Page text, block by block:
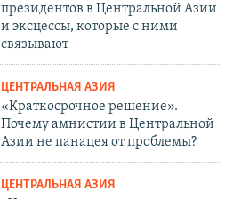
президентов в Центральной Азии
и эксцессы, которые с ними
связывают
ЦЕНТРАЛЬНАЯ АЗИЯ
«Краткосрочное решение».
Почему амнистии в Центральной
Азии не панацея от проблемы?
ЦЕНТРАЛЬНАЯ АЗИЯ